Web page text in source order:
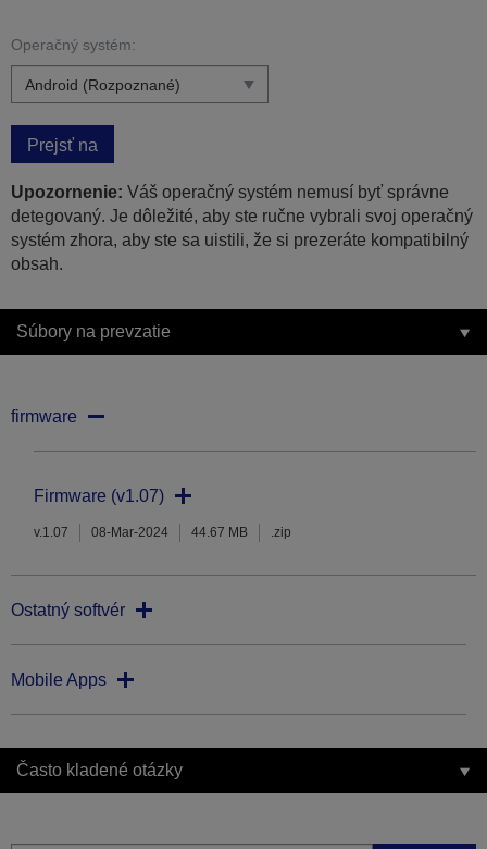
Operačný systém:
Prejsť na
Upozornenie: Váš operačný systém nemusí byť správne
detegovaný. Je dôležité, aby ste ručne vybrali svoj operačný
systém zhora, aby ste sa uistili, že si prezeráte kompatibilný
obsah.
Súbory na prevzatie
firmware
Firmware (v1.07)
v.1.07 08-Mar-2024 44.67 MB .zip
Ostatný softvér
Mobile Apps
Často kladené otázky